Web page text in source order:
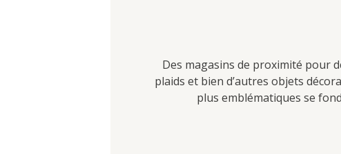
Des magasins de proximité pour
plaids et bien d’autres objets
plus emblématiques se